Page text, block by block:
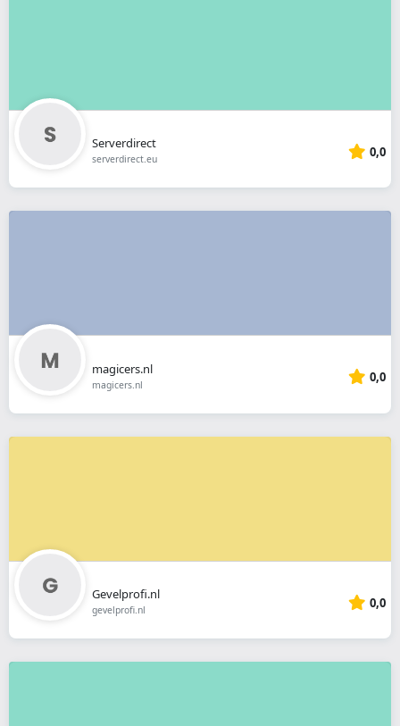
Serverdirect
serverdirect.eu 0,0
magicers.nl
magicers.nl 0,0
Gevelprofi.nl
gevelprofi.nl 0,0